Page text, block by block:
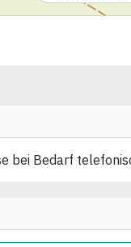
bei Bedarf